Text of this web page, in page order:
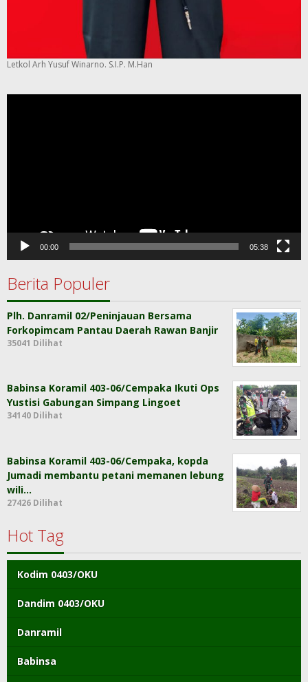
Letkol Arh Yusuf Winarno. S.I.P. M.Han
00:00 05:38
Berita Populer
Plh. Danramil 02/Peninjauan Bersama
Forkopimcam Pantau Daerah Rawan Banjir
35041 Dilihat
Babinsa Koramil 403-06/Cempaka Ikuti Ops
Yustisi Gabungan Simpang Lingoet
34140 Dilihat
Babinsa Koramil 403-06/Cempaka, kopda
Jumadi membantu petani memanen lebung
wili…
27426 Dilihat
Hot Tag
Kodim 0403/OKU
Dandim 0403/OKU
Danramil
Babinsa